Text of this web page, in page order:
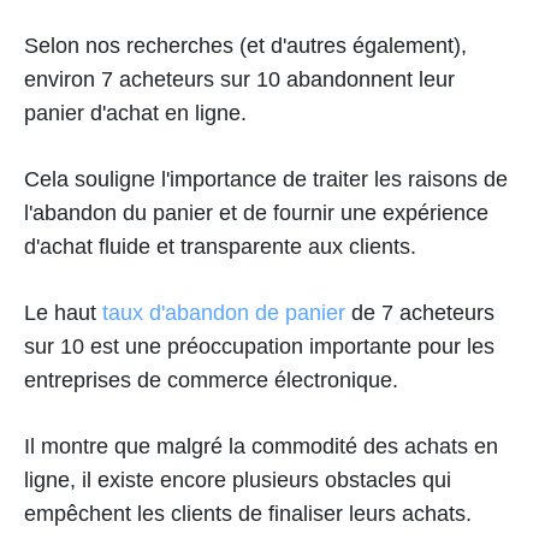
Selon nos recherches (et d'autres également),
environ 7 acheteurs sur 10 abandonnent leur
panier d'achat en ligne.
Cela souligne l'importance de traiter les raisons de
l'abandon du panier et de fournir une expérience
d'achat fluide et transparente aux clients.
Le haut taux d'abandon de panier de 7 acheteurs
sur 10 est une préoccupation importante pour les
entreprises de commerce électronique.
Il montre que malgré la commodité des achats en
ligne, il existe encore plusieurs obstacles qui
empêchent les clients de finaliser leurs achats.